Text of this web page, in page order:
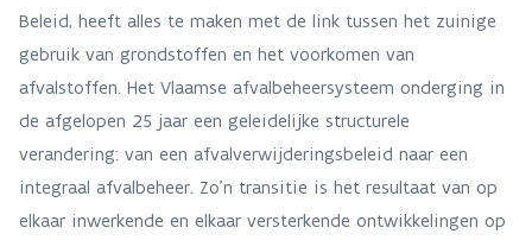
Beleid, heeft alles te maken met de link tussen het zuinige
gebruik van grondstoffen en het voorkomen van
afvalstoffen. Het Vlaamse afvalbeheersysteem onderging in
de afgelopen 25 jaar een geleidelijke structurele
verandering: van een afvalverwijderingsbeleid naar een
integraal afvalbeheer. Zo'n transitie is het resultaat van op
elkaar inwerkende en elkaar versterkende ontwikkelingen op